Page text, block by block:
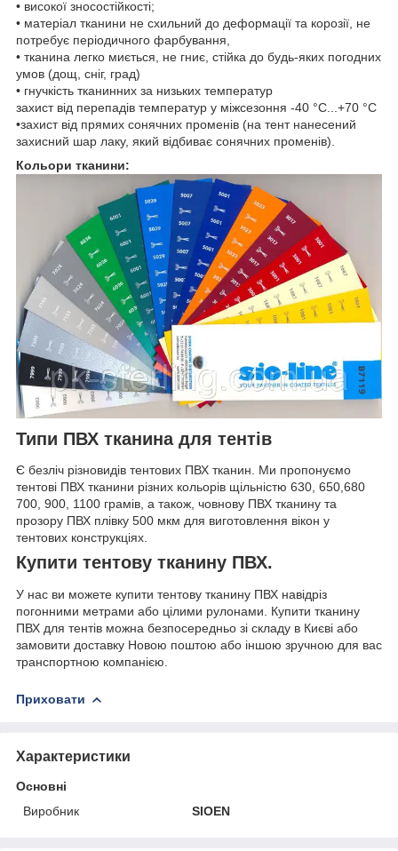
• високої зносостійкості;
• матеріал тканини не схильний до деформації та корозії, не
потребує періодичного фарбування,
• тканина легко миється, не гниє, стійка до будь-яких погодних
умов (дощ, сніг, град)
• гнучкість тканинних за низьких температур
захист від перепадів температур у міжсезоння -40 °C...+70 °C
•захист від прямих сонячних променів (на тент нанесений
захисний шар лаку, який відбиває сонячних променів).
Кольори тканини:
Типи ПВХ тканина для тентів
Є безліч різновидів тентових ПВХ тканин. Ми пропонуємо
тентові ПВХ тканини різних кольорів щільністю 630, 650,680
700, 900, 1100 грамів, а також, човнову ПВХ тканину та
прозору ПВХ плівку 500 мкм для виготовлення вікон у
тентових конструкціях.
Купити тентову тканину ПВХ.
У нас ви можете купити тентову тканину ПВХ навідріз
погонними метрами або цілими рулонами. Купити тканину
ПВХ для тентів можна безпосередньо зі складу в Києві або
замовити доставку Новою поштою або іншою зручною для вас
транспортною компанією.
Приховати
Характеристики
Основні
Виробник
SIOEN